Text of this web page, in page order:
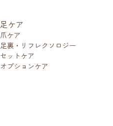
足ケア
爪ケア
足裏・リフレクソロジー
セットケア
オプションケア